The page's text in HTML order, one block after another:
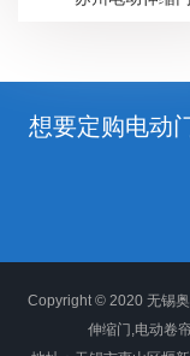
想要定购电动
Copyright © 2020 无锡
伸缩门,电动卷